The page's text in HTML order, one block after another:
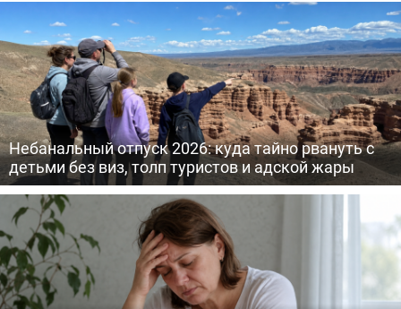
Небанальный отпуск 2026: куда тайно рвануть с
детьми без виз, толп туристов и адской жары